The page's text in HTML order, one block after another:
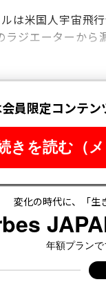
は米国人宇宙飛
ジエーターから